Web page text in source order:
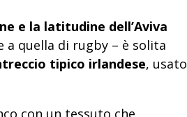
e la latitudine dell’Aviva
a quella di rugby – è solita
tipico irlandese, usato
con un tessuto che